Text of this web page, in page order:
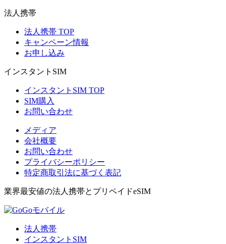
法人携帯
法人携帯 TOP
キャンペーン情報
お申し込み
インスタントSIM
インスタントSIM TOP
SIM購入
お問い合わせ
メディア
会社概要
お問い合わせ
プライバシーポリシー
特定商取引法に基づく表記
業界最安値の法人携帯とプリペイドeSIM
法人携帯
インスタントSIM